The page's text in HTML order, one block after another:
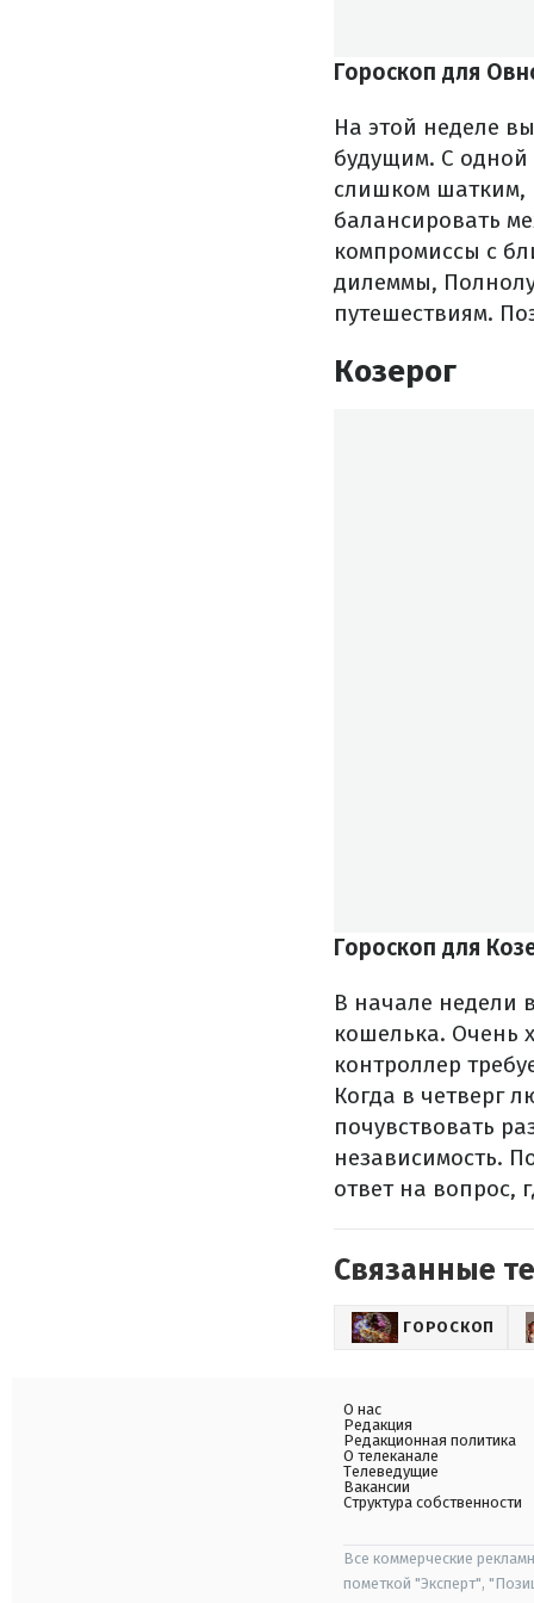
Гороскоп для
На этой неделе
будущим. С одной
слишком шатким,
балансировать
компромиссы с
дилеммы,
путешествиям.
Козерог
Гороскоп для
В начале недели
кошелька. Очень
контроллер
Когда в четверг
почувствовать
независимость.
ответ на вопрос,
Связанные
ГОРОСКОП
О нас
Редакция
Редакционная политика
О телеканале
Телеведущие
Вакансии
Структура собственности
Все коммерческие
пометкой "Эксперт",